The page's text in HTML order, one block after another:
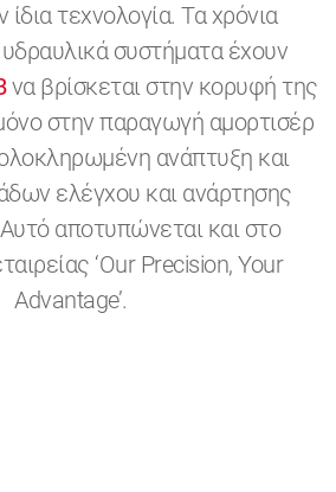
ίδια τεχνολογία. Τα χρόνια
συστήματα έχουν
να βρίσκεται στην κορυφή της
στην παραγωγή αμορτισέρ
ανάπτυξη και
ελέγχου και ανάρτησης
αποτυπώνεται και στο
‘Οur Precision, Your
Advantage’.